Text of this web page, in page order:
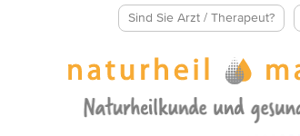
Sind Sie Arzt / Therapeut?